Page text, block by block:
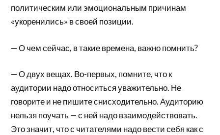
политическим или эмоциональным причинам
«укоренились» в своей позиции.
— О чем сейчас, в такие времена, важно помнить?
— О двух вещах. Во-первых, помните, что к
аудитории надо относиться уважительно. Не
говорите и не пишите снисходительно. Аудиторию
нельзя поучать — с ней надо взаимодействовать.
Это значит, что с читателями надо вести себя как с